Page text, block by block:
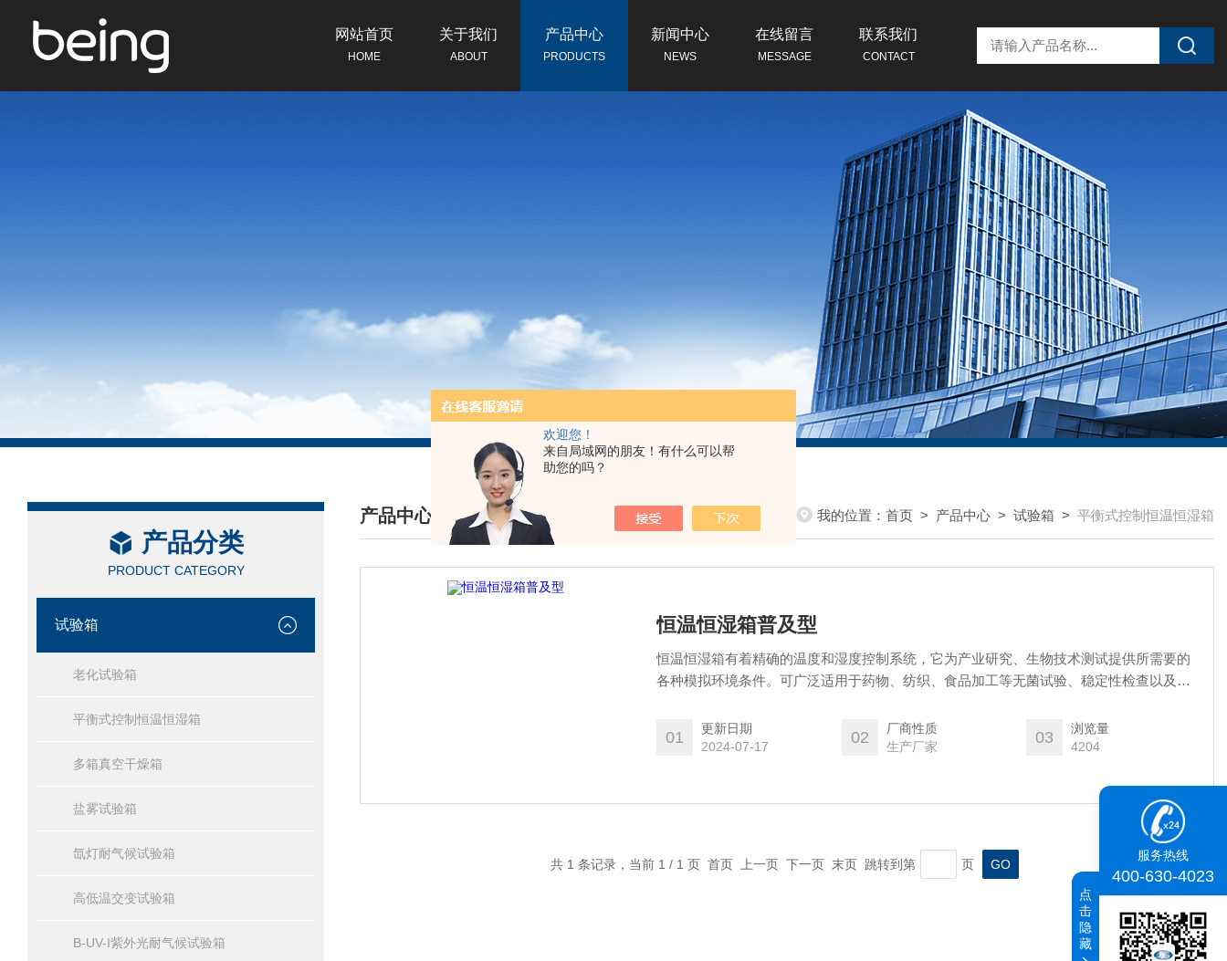
欢迎您！
来自局域网的朋友！有什么可以帮
助您的吗？
网站首页
HOME
关于我们
ABOUT
产品中心
PRODUCTS
新闻中心
NEWS
在线留言
MESSAGE
联系我们
CONTACT
产品分类
PRODUCT CATEGORY
试验箱
老化试验箱
平衡式控制恒温恒湿箱
多箱真空干燥箱
盐雾试验箱
氙灯耐气候试验箱
高低温交变试验箱
B-UV-I紫外光耐气候试验箱
产品中心
/ PRODUCTS CENTER
我的位置： 首页 > 产品中心 > 试验箱 > 平衡式控制恒温恒湿箱
恒温恒湿箱普及型
恒温恒湿箱有着精确的温度和湿度控制系统，它为产业研究、生物技术测试提供所需要的
各种模拟环境条件。可广泛适用于药物、纺织、食品加工等无菌试验、稳定性检查以及工
01
更新日期
2024-07-17
02
厂商性质
生产厂家
03
浏览量
4204
共 1 条记录，当前 1 / 1 页 首页 上一页 下一页 末页 跳转到第 页
服务热线
400-630-4023
点
击
隐
藏